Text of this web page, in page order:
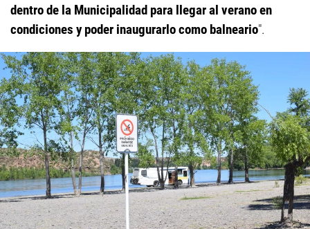
dentro de la Municipalidad para llegar al verano en
condiciones y poder inaugurarlo como balneario".